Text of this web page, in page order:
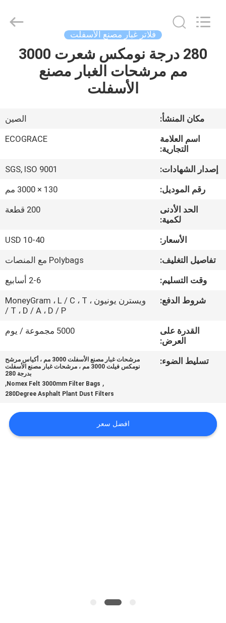
الصفحة
الرئيسية
معلومات
جولة
مراقبة
الجودة
اتصل
خريطة
ENVIROTECH
CO.,LTD.
فلاتر غبار مصنع الأسفلت
280 درجة نومكس شعرت 3000
مم مرشحات الغبار مصنع
الأسفلت
مكان المنشأ:
الصين
اسم العلامة
التجارية:
ECOGRACE
إصدار الشهادات:
SGS, ISO 9001
رقم الموديل:
130 × 3000 مم
الحد الأدنى
لكمية:
200 قطعة
الأسعار:
10-40 USD
تفاصيل التغليف:
Polybags مع المنصات
وقت التسليم:
2-6 أسابيع
شروط الدفع:
ويسترن يونيون ، MoneyGram ، L / C ، T
/ T ، D / A ، D / P
القدرة على
العرض:
5000 مجموعة / يوم
تسليط الضوء:
مرشحات غبار مصنع الأسفلت 3000 مم ، أكياس مرشح
نومكس فيلت 3000 مم ، مرشحات غبار مصنع الأسفلت
بدرجة 280
,
Nomex Felt 3000mm Filter Bags
,
280Degree Asphalt Plant Dust Filters
افضل سعر